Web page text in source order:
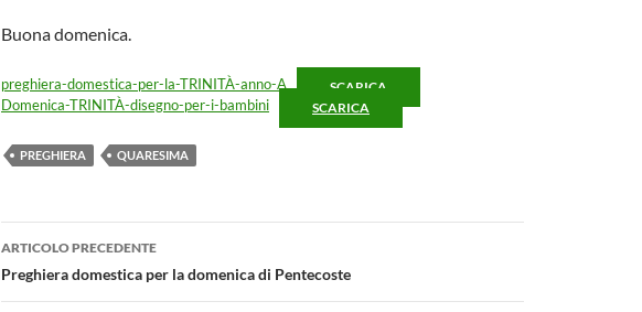
Buona domenica.
preghiera-domestica-per-la-TRINITÀ-anno-A SCARICA
Domenica-TRINITÀ-disegno-per-i-bambini SCARICA
PREGHIERA QUARESIMA
Navigazione
articolo
ARTICOLO PRECEDENTE
Preghiera domestica per la domenica di Pentecoste